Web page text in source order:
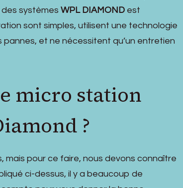
systèmes WPL DIAMOND est
sont simples, utilisent une technologie
et ne nécessitent qu’un entretien
micro station
?
mais pour ce faire, nous devons connaître
ci-dessus, il y a beaucoup de